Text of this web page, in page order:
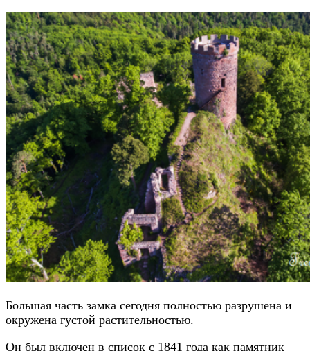
Большая часть замка сегодня полностью разрушена и
окружена густой растительностью.
Он был включен в список с 1841 года как памятник